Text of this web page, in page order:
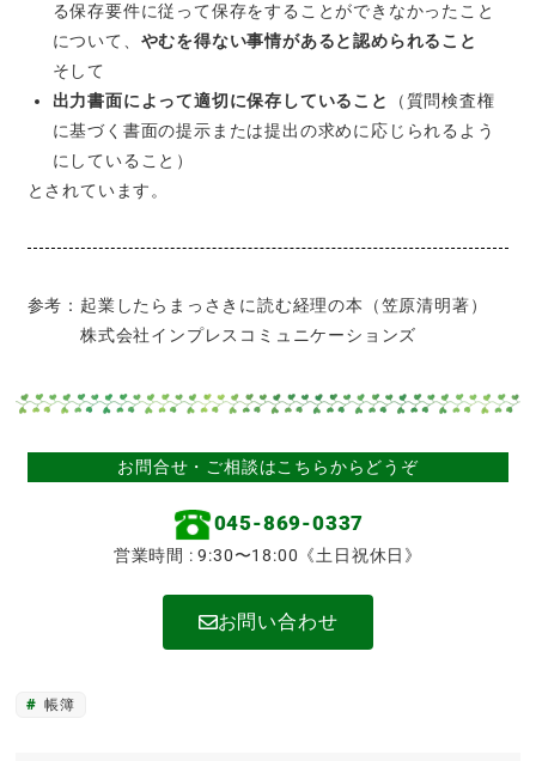
る保存要件に従って保存をすることができなかったこと
について、 やむを得ない事情があると認められること
そして
出力書面によって適切に保存していること
（質問検査権
に基づく書面の提示または提出の求めに応じられるよう
にしていること）
とされています。
参考：起業したらまっさきに読む経理の本（笠原清明著）
株式会社インプレスコミュニケーションズ
お問合せ・ご相談はこちらからどうぞ
045-869-0337
営業時間 : 9:30〜18:00《土日祝休日》
お問い合わせ
帳簿